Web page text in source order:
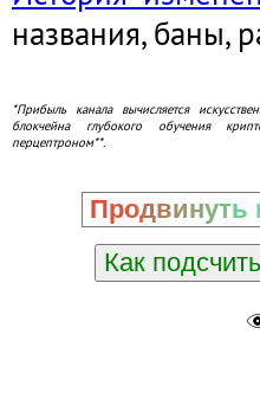
названия, баны,
*Прибыль канала вычисляется
блокчейна глубокого обучения
перцептроном**.
Продвинуть
Как